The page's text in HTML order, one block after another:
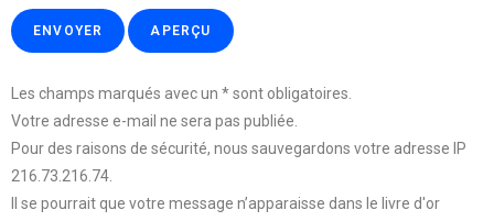
Les champs marqués avec un * sont obligatoires.
Votre adresse e-mail ne sera pas publiée.
Pour des raisons de sécurité, nous sauvegardons votre adresse IP
216.73.216.74.
Il se pourrait que votre message n’apparaisse dans le livre d'or